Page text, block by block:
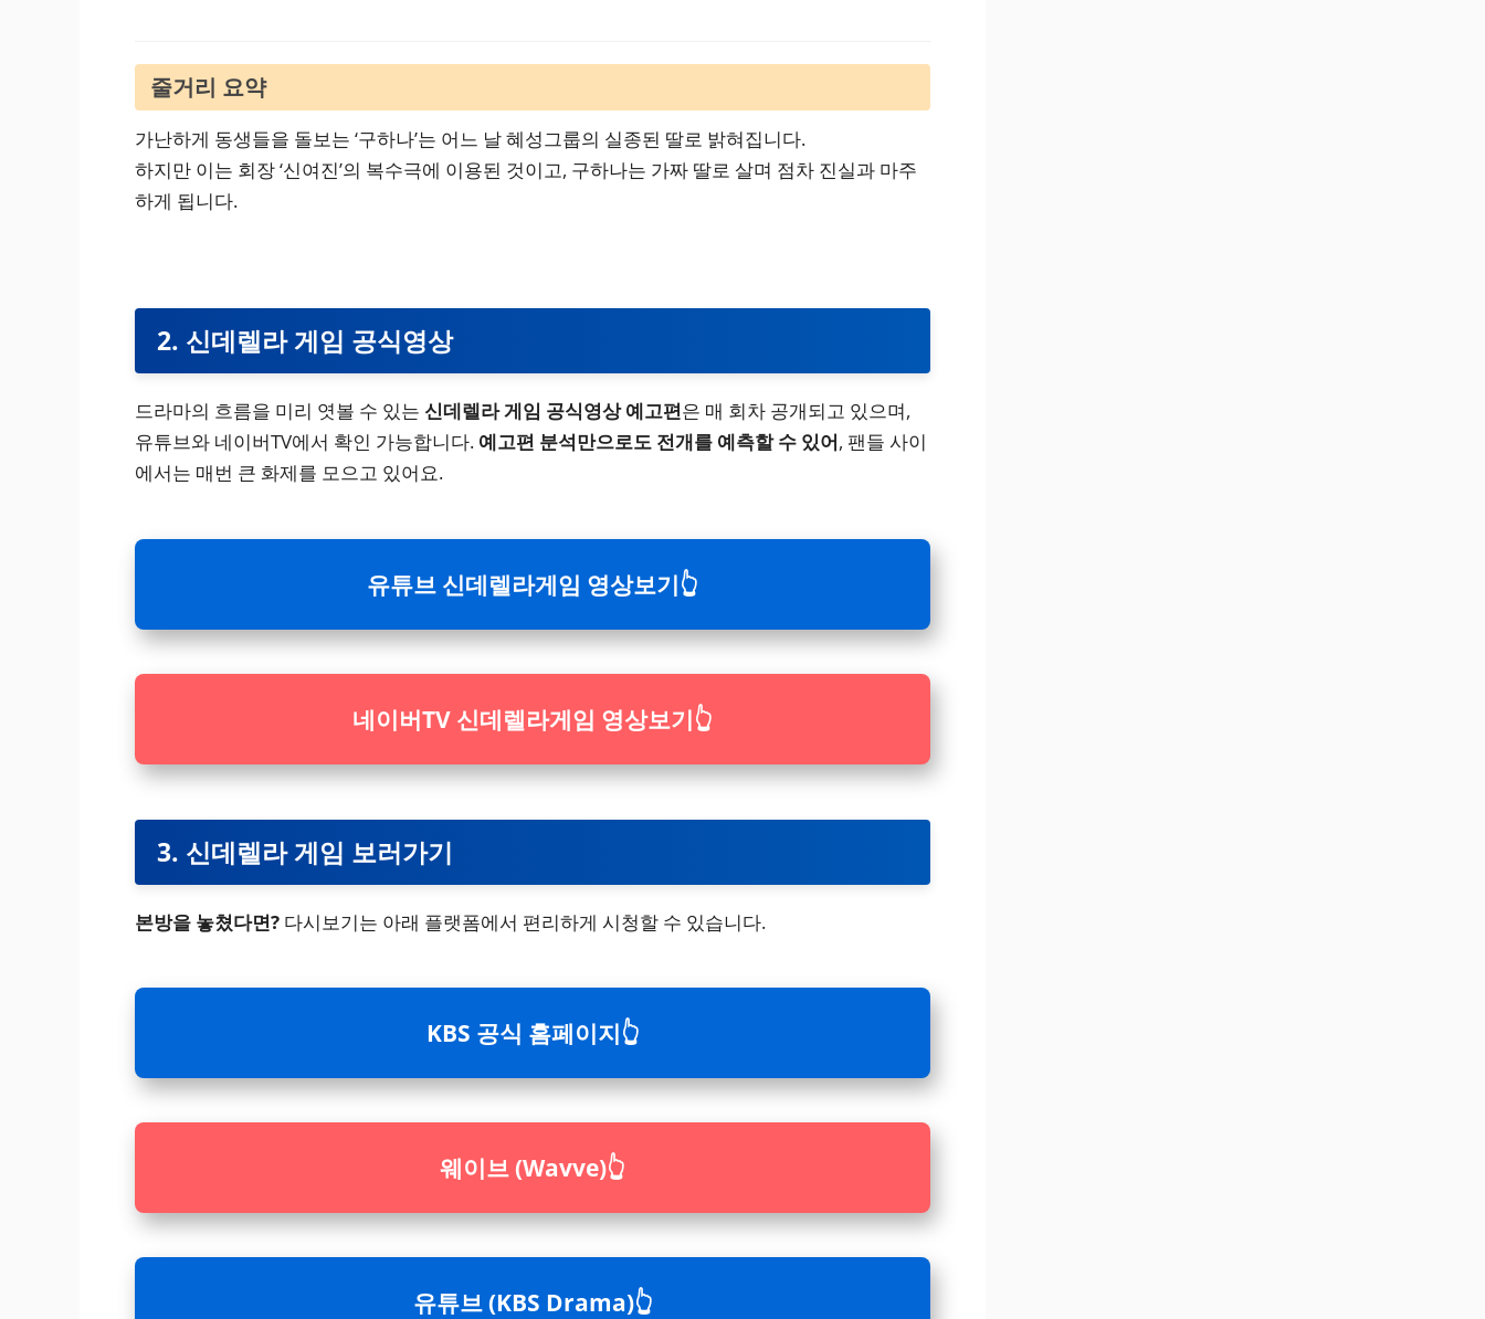
줄거리 요약
가난하게 동생들을 돌보는 ‘구하나’는 어느 날 혜성그룹의 실종된 딸로 밝혀집니다.
하지만 이는 회장 ‘신여진’의 복수극에 이용된 것이고, 구하나는 가짜 딸로 살며 점차 진실과 마주
하게 됩니다.
2. 신데렐라 게임 공식영상
드라마의 흐름을 미리 엿볼 수 있는 신데렐라 게임 공식영상 예고편은 매 회차 공개되고 있으며,
유튜브와 네이버TV에서 확인 가능합니다. 예고편 분석만으로도 전개를 예측할 수 있어, 팬들 사이
에서는 매번 큰 화제를 모으고 있어요.
유튜브 신데렐라게임 영상보기👆
네이버TV 신데렐라게임 영상보기👆
3. 신데렐라 게임 보러가기
본방을 놓쳤다면? 다시보기는 아래 플랫폼에서 편리하게 시청할 수 있습니다.
KBS 공식 홈페이지👆
웨이브 (Wavve)👆
유튜브 (KBS Drama)👆